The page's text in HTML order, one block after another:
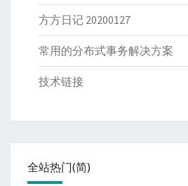
方方日记 20200127
常用的分布式事务解决方案
技术链接
全站热门(简)